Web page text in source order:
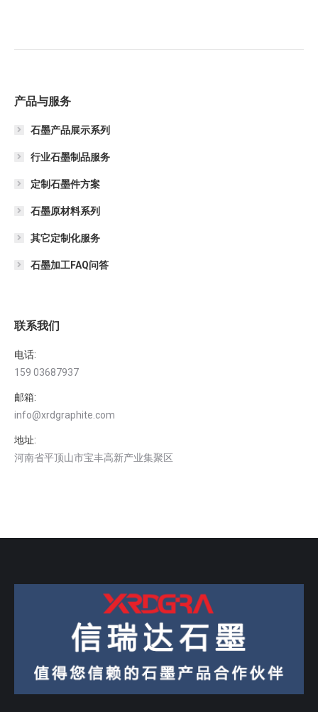
产品与服务
石墨产品展示系列
行业石墨制品服务
定制石墨件方案
石墨原材料系列
其它定制化服务
石墨加工FAQ问答
联系我们
电话:
159 03687937
邮箱:
info@xrdgraphite.com
地址:
河南省平顶山市宝丰高新产业集聚区